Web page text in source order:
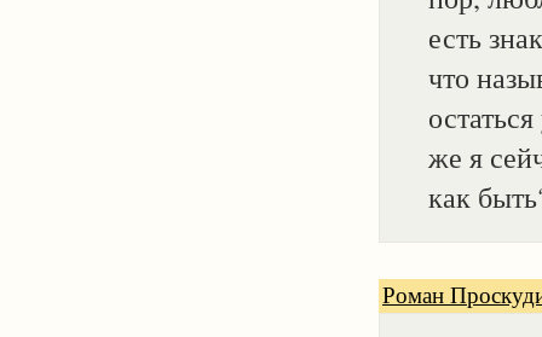
есть
что
же я
как
Роман